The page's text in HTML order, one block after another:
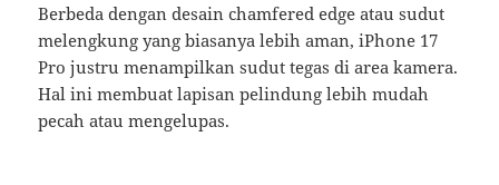
Berbeda dengan desain chamfered edge atau sudut
melengkung yang biasanya lebih aman, iPhone 17
Pro justru menampilkan sudut tegas di area kamera.
Hal ini membuat lapisan pelindung lebih mudah
pecah atau mengelupas.